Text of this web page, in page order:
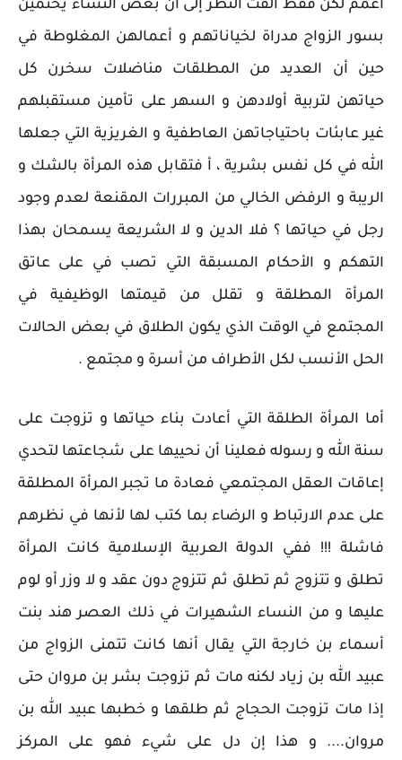
أعمم لكن فقط ألفت النظر إلى أن بعض النساء يحتمين
بسور الزواج مدراة لخياناتهم و أعمالهن المغلوطة في
حين أن العديد من المطلقات مناضلات سخرن كل
حياتهن لتربية أولادهن و السهر على تأمين مستقبلهم
غير عابئات باحتياجاتهن العاطفية و الغريزية التي جعلها
الله في كل نفس بشرية ، أ فتقابل هذه المرأة بالشك و
الريبة و الرفض الخالي من المبررات المقنعة لعدم وجود
رجل في حياتها ؟ فلا الدين و لا الشريعة يسمحان بهذا
التهكم و الأحكام المسبقة التي تصب في على عاتق
المرأة المطلقة و تقلل من قيمتها الوظيفية في
المجتمع في الوقت الذي يكون الطلاق في بعض الحالات
الحل الأنسب لكل الأطراف من أسرة و مجتمع .
أما المرأة الطلقة التي أعادت بناء حياتها و تزوجت على
سنة الله و رسوله فعلينا أن نحييها على شجاعتها لتحدي
إعاقات العقل المجتمعي فعادة ما تجبر المرأة المطلقة
على عدم الارتباط و الرضاء بما كتب لها لأنها في نظرهم
فاشلة !!! ففي الدولة العربية الإسلامية كانت المرأة
تطلق و تتزوج ثم تطلق ثم تتزوج دون عقد و لا وزر أو لوم
عليها و من النساء الشهيرات في ذلك العصر هند بنت
أسماء بن خارجة التي يقال أنها كانت تتمنى الزواج من
عبيد الله بن زياد لكنه مات ثم تزوجت بشر بن مروان حتى
إذا مات تزوجت الحجاج ثم طلقها و خطبها عبيد الله بن
مروان.... و هذا إن دل على شيء فهو على المركز